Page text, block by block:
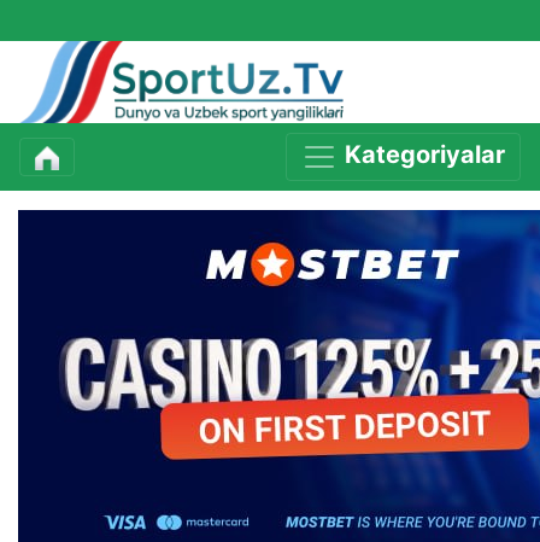
Kategoriyalar